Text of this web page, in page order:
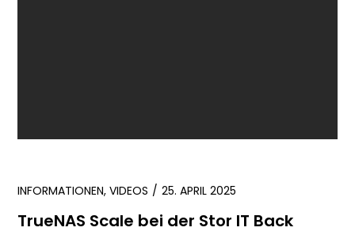
INFORMATIONEN,VIDEOS 25. APRIL 2025
TrueNAS Scale bei der Stor IT Back